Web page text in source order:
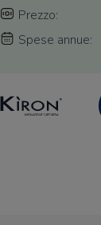
Prezzo:
Spese annue: